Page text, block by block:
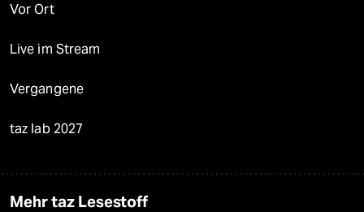
Vor Ort
Live im Stream
Vergangene
taz lab 2027
Mehr taz Lesestoff